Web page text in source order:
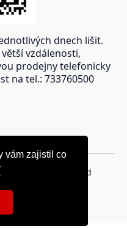
vám zajistil co
vám zajistil co
dnech lišit.
vzdálenosti,
prodejny telefonicky
na tel.: 733760500
All rights reserved